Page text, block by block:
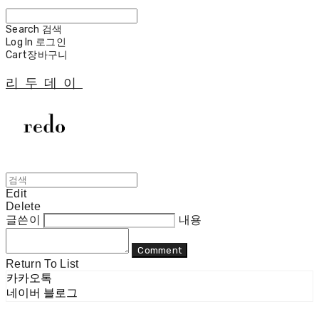
Search 검색
Log In 로그인
Cart장바구니
리두데이
Edit
Delete
글쓴이
내용
Comment
Return To List
카카오톡
네이버 블로그